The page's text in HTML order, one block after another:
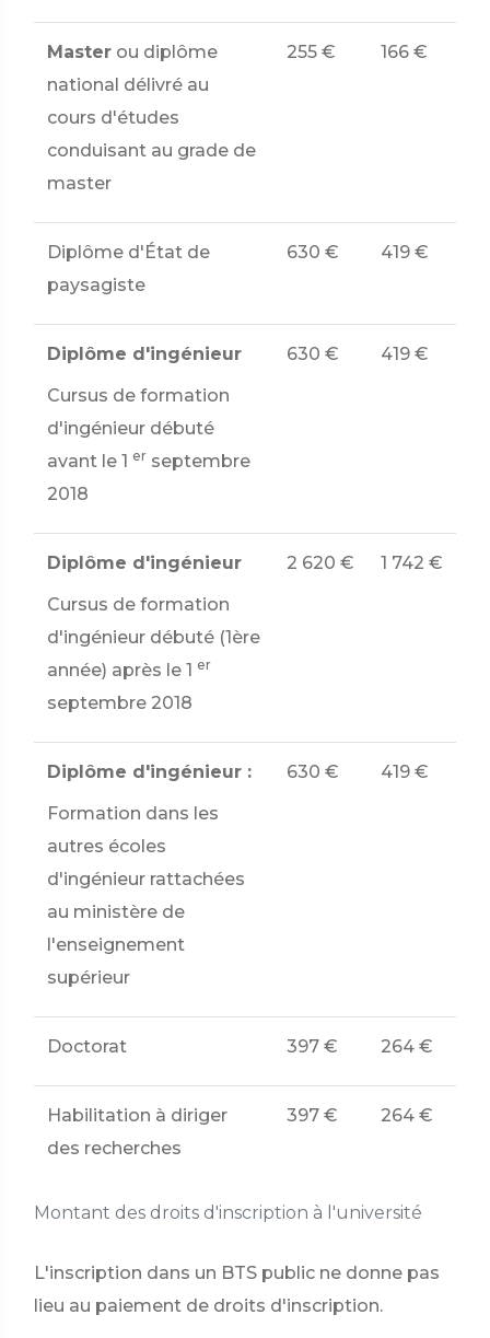
Montant des droits d'inscription à l'université
Master ou diplôme
national délivré au
cours d'études
conduisant au grade de
master
255 € 166 €
Diplôme d'État de
paysagiste
630 € 419 €
Diplôme d'ingénieur
Cursus de formation
d'ingénieur débuté
avant le 1 er septembre
2018
630 € 419 €
Diplôme d'ingénieur
Cursus de formation
d'ingénieur débuté (1ère
année) après le 1 er
septembre 2018
2 620 € 1 742 €
Diplôme d'ingénieur :
Formation dans les
autres écoles
d'ingénieur rattachées
au ministère de
l'enseignement
supérieur
630 € 419 €
Doctorat 397 € 264 €
Habilitation à diriger
des recherches
397 € 264 €
L'inscription dans un BTS public ne donne pas
lieu au paiement de droits d'inscription.